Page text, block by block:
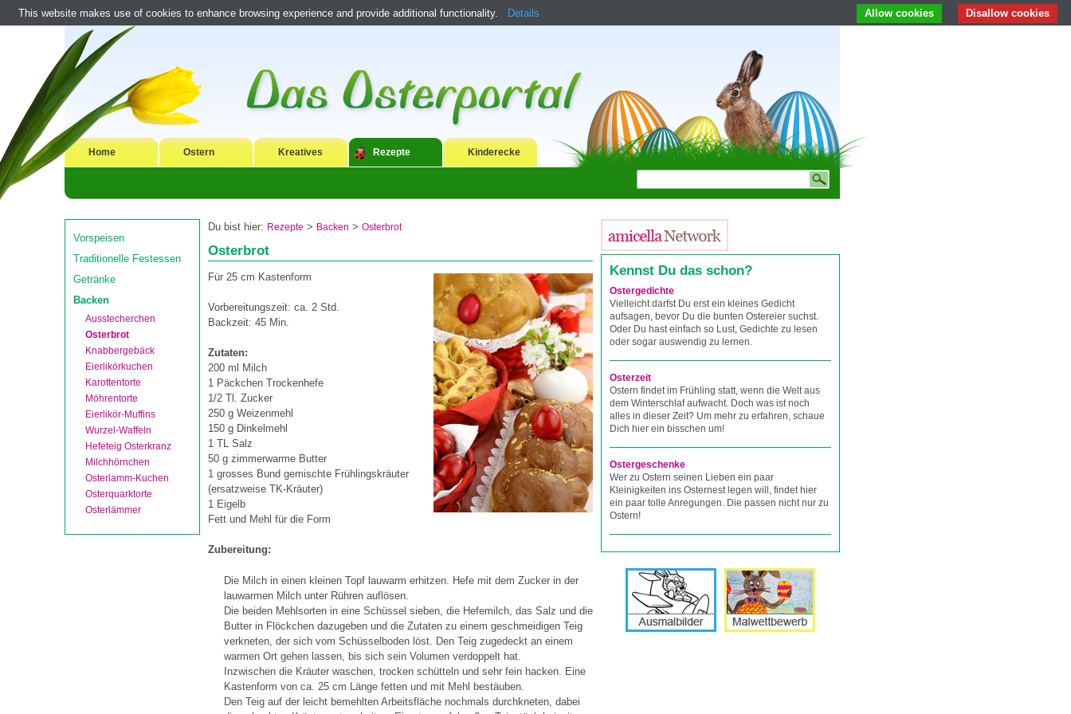
Home Ostern Kreatives Rezepte Kinderecke
Vorspeisen
Traditionelle Festessen
Getränke
Backen
Ausstecherchen
Osterbrot
Knabbergebäck
Eierlikörkuchen
Karottentorte
Möhrentorte
Eierlikör-Muffins
Wurzel-Waffeln
Hefeteig Osterkranz
Milchhörnchen
Osterlamm-Kuchen
Osterquarktorte
Osterlämmer
Du bist hier: Rezepte > Backen > Osterbrot
Osterbrot
Für 25 cm Kastenform
Vorbereitungszeit: ca. 2 Std.
Backzeit: 45 Min.
Zutaten:
200 ml Milch
1 Päckchen Trockenhefe
1/2 Tl. Zucker
250 g Weizenmehl
150 g Dinkelmehl
1 TL Salz
50 g zimmerwarme Butter
1 grosses Bund gemischte Frühlingskräuter
(ersatzweise TK-Kräuter)
1 Eigelb
Fett und Mehl für die Form
Zubereitung:
Die Milch in einen kleinen Topf lauwarm erhitzen. Hefe mit dem Zucker in der
lauwarmen Milch unter Rühren auflösen.
Die beiden Mehlsorten in eine Schüssel sieben, die Hefemilch, das Salz und die
Butter in Flöckchen dazugeben und die Zutaten zu einem geschmeidigen Teig
verkneten, der sich vom Schüsselboden löst. Den Teig zugedeckt an einem
warmen Ort gehen lassen, bis sich sein Volumen verdoppelt hat.
Inzwischen die Kräuter waschen, trocken schütteln und sehr fein hacken. Eine
Kastenform von ca. 25 cm Länge fetten und mit Mehl bestäuben.
Den Teig auf der leicht bemehlten Arbeitsfläche nochmals durchkneten, dabei
Kennst Du das schon?
Ostergedichte
Vielleicht darfst Du erst ein kleines Gedicht
aufsagen, bevor Du die bunten Ostereier suchst.
Oder Du hast einfach so Lust, Gedichte zu lesen
oder sogar auswendig zu lernen.
Osterzeit
Ostern findet im Frühling statt, wenn die Welt aus
dem Winterschlaf aufwacht. Doch was ist noch
alles in dieser Zeit? Um mehr zu erfahren, schaue
Dich hier ein bisschen um!
Ostergeschenke
Wer zu Ostern seinen Lieben ein paar
Kleinigkeiten ins Osternest legen will, findet hier
ein paar tolle Anregungen. Die passen nicht nur zu
Ostern!
This website makes use of cookies to enhance browsing experience and provide additional functionality. Details Disallow cookies
Allow cookies